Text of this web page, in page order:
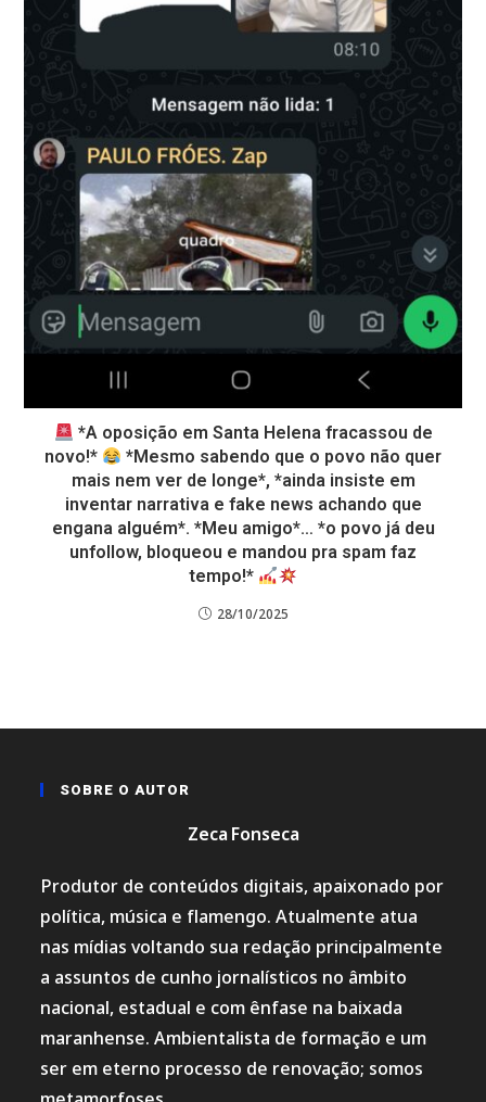
*A oposição em Santa Helena fracassou de
novo!*
*Mesmo sabendo que o povo não quer
mais nem ver de longe*, *ainda insiste em
inventar narrativa e fake news achando que
engana alguém*. *Meu amigo*… *o povo já deu
unfollow, bloqueou e mandou pra spam faz
tempo!*
28/10/2025
SOBRE O AUTOR
Zeca Fonseca
Produtor de conteúdos digitais, apaixonado por
política, música e flamengo. Atualmente atua
nas mídias voltando sua redação principalmente
a assuntos de cunho jornalísticos no âmbito
nacional, estadual e com ênfase na baixada
maranhense. Ambientalista de formação e um
ser em eterno processo de renovação; somos